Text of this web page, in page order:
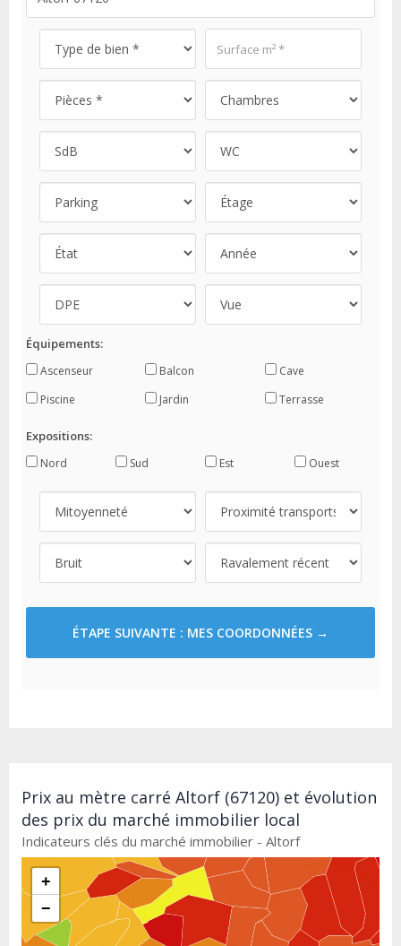
Équipements:
Ascenseur Balcon
Cave
Piscine
Jardin Terrasse
Expositions:
Nord Sud Est Ouest
ÉTAPE SUIVANTE : MES COORDONNÉES →
Prix au mètre carré Altorf (67120) et évolution
des prix du marché immobilier local
Indicateurs clés du marché immobilier - Altorf
+
−